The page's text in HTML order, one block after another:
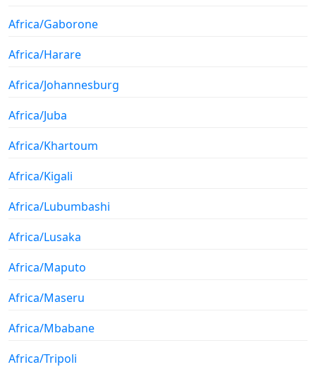
Africa/Gaborone
Africa/Harare
Africa/Johannesburg
Africa/Juba
Africa/Khartoum
Africa/Kigali
Africa/Lubumbashi
Africa/Lusaka
Africa/Maputo
Africa/Maseru
Africa/Mbabane
Africa/Tripoli